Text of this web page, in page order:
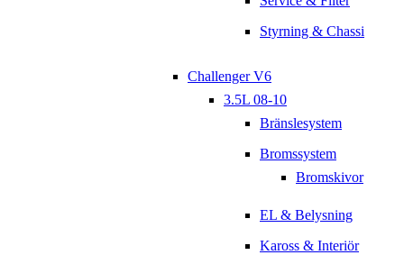
Styrning & Chassi
Challenger V6
3.5L 08-10
Bränslesystem
Bromssystem
Bromskivor
EL & Belysning
Kaross & Interiör